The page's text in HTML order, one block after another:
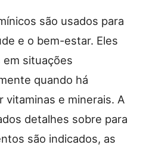
são usados para
e o bem-estar. Eles
situações
quando há
vitaminas e minerais. A
detalhes sobre para
são indicados, as